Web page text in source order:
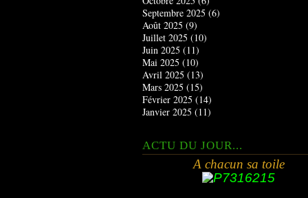
Septembre 2025 (6)
Août 2025 (9)
Juillet 2025 (10)
Juin 2025 (11)
Mai 2025 (10)
Avril 2025 (13)
Mars 2025 (15)
Février 2025 (14)
Janvier 2025 (11)
ACTU DU JOUR...
A chacun sa toile